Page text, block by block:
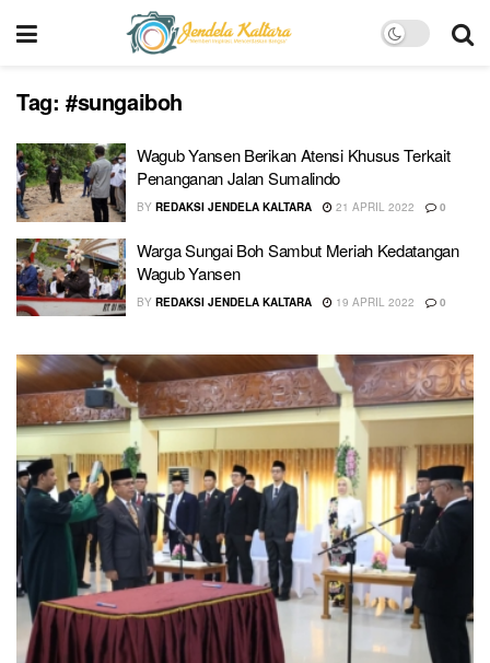
Tag: #sungaiboh
Wagub Yansen Berikan Atensi Khusus Terkait
Penanganan Jalan Sumalindo
BY REDAKSI JENDELA KALTARA 21 APRIL 2022 0
Warga Sungai Boh Sambut Meriah Kedatangan
Wagub Yansen
BY REDAKSI JENDELA KALTARA 19 APRIL 2022 0